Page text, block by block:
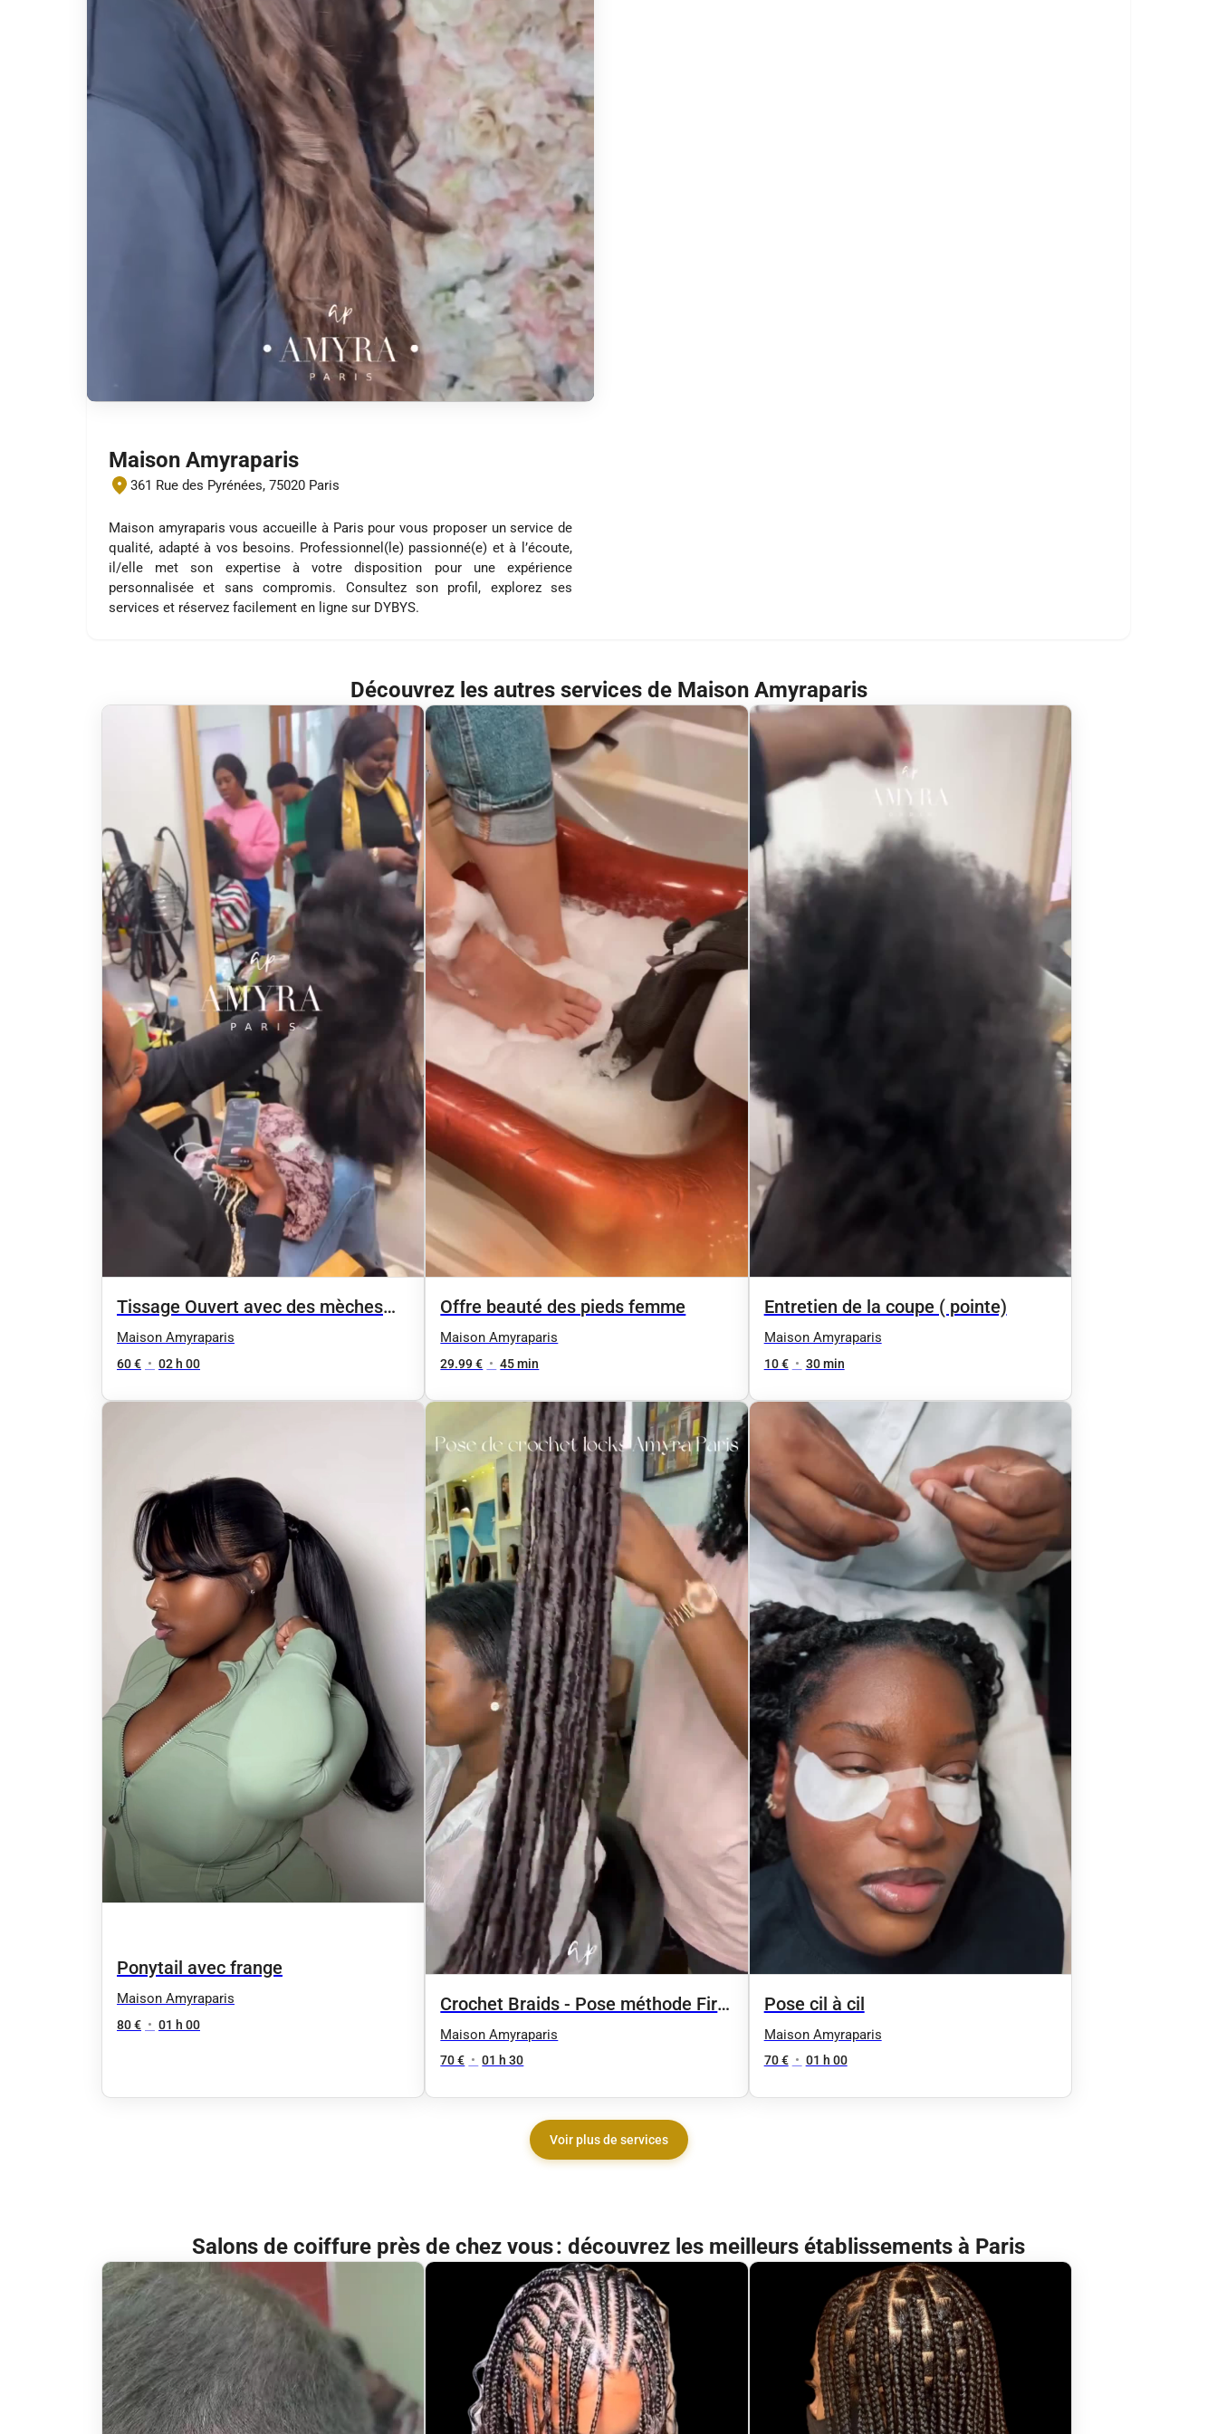
Maison Amyraparis
361 Rue des Pyrénées, 75020 Paris
Maison amyraparis vous accueille à Paris pour vous proposer un service de
qualité, adapté à vos besoins. Professionnel(le) passionné(e) et à l’écoute,
il/elle met son expertise à votre disposition pour une expérience
personnalisée et sans compromis. Consultez son profil, explorez ses
services et réservez facilement en ligne sur DYBYS.
Découvrez les autres services de Maison Amyraparis
Tissage Ouvert avec des mèches
neuves
Maison Amyraparis
60 € • 02 h 00
Offre beauté des pieds femme
Maison Amyraparis
29.99 € • 45 min
Entretien de la coupe ( pointe)
Maison Amyraparis
10 € • 30 min
Ponytail avec frange
Maison Amyraparis
80 € • 01 h 00
Crochet Braids - Pose méthode First
Line
Maison Amyraparis
70 € • 01 h 30
Pose cil à cil
Maison Amyraparis
70 € • 01 h 00
Voir plus de services
Salons de coiffure près de chez vous : découvrez les meilleurs établissements à Paris